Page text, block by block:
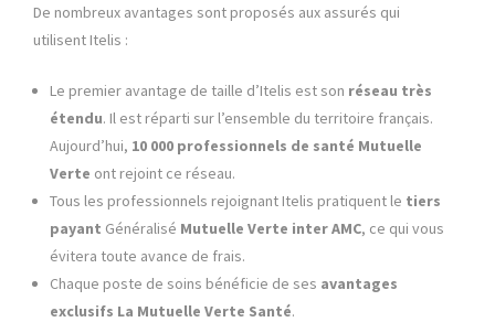
De nombreux avantages sont proposés aux assurés qui
utilisent Itelis :
Le premier avantage de taille d’Itelis est son réseau très
étendu. Il est réparti sur l’ensemble du territoire français.
Aujourd’hui, 10 000 professionnels de santé Mutuelle
Verte ont rejoint ce réseau.
Tous les professionnels rejoignant Itelis pratiquent le tiers
payant Généralisé Mutuelle Verte inter AMC, ce qui vous
évitera toute avance de frais.
Chaque poste de soins bénéficie de ses avantages
exclusifs La Mutuelle Verte Santé.